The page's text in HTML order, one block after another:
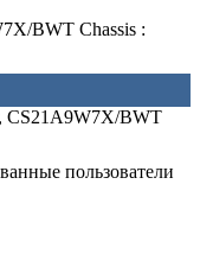
BWT Chassis :
CS21A9W7X/BWT
пользователи